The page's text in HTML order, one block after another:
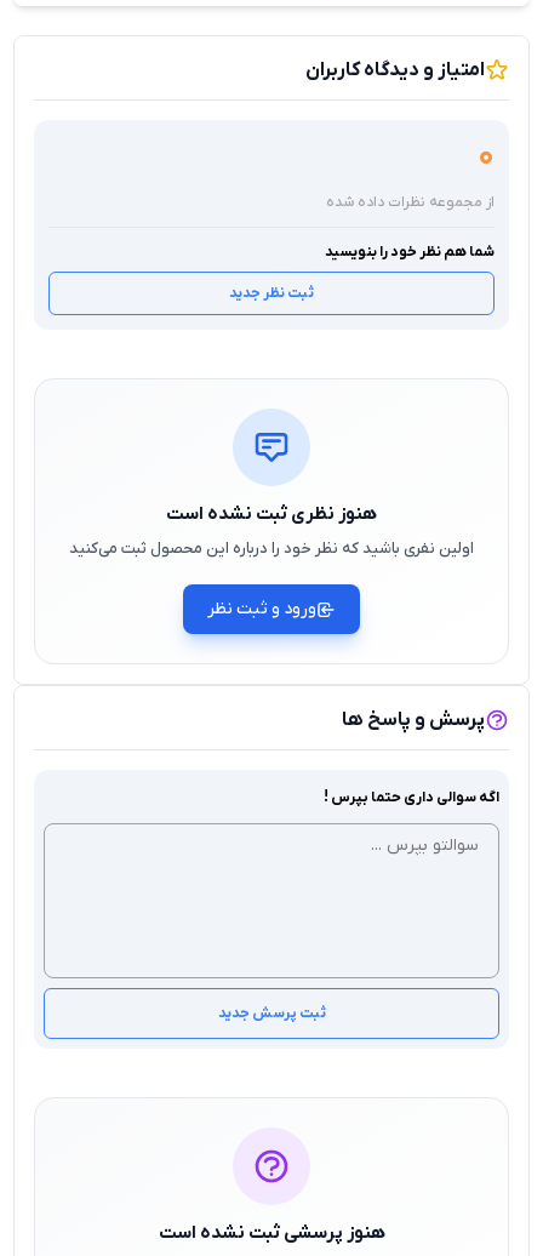
امتیاز و دیدگاه کاربران
0
از مجموعه نظرات داده شده
شما هم نظر خود را بنویسید
ثبت نظر جدید
هنوز نظری ثبت نشده است
اولین نفری باشید که نظر خود را درباره این محصول ثبت می‌کنید
ورود و ثبت نظر
پرسش و پاسخ ها
اگه سوالی داری حتما بپرس !
ثبت پرسش جدید
هنوز پرسشی ثبت نشده است